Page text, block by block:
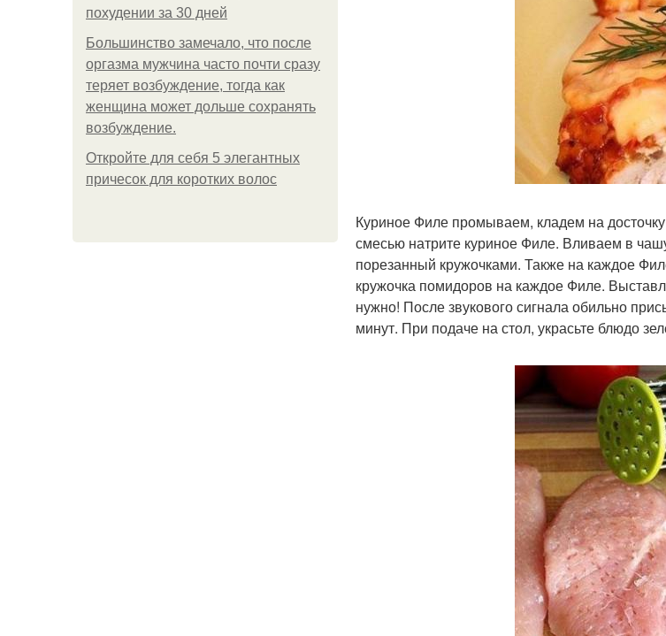
похудении за 30 дней
Большинство замечало, что после
оргазма мужчина часто почти сразу
теряет возбуждение, тогда как
женщина может дольше сохранять
возбуждение.
Откройте для себя 5 элегантных
причесок для коротких волос
Куриное Филе промываем, кладем на
смесью натрите куриное Филе. Вливаем в
порезанный кружочками. Также на каждое
кружочка помидоров на каждое Филе.
нужно! После звукового сигнала обильно
минут. При подаче на стол, украсьте блюдо